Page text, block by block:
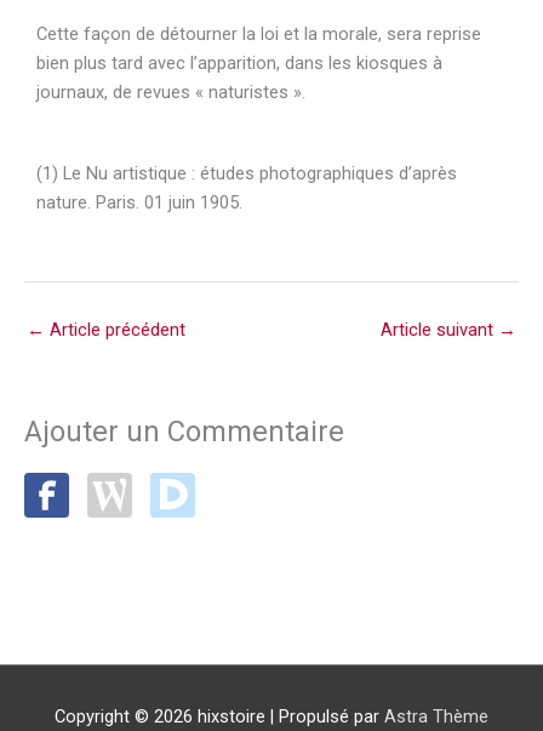
Cette façon de détourner la loi et la morale, sera reprise
bien plus tard avec l’apparition, dans les kiosques à
journaux, de revues « naturistes ».
(1) Le Nu artistique : études photographiques d’après
nature. Paris. 01 juin 1905.
← Article précédent Article suivant →
Ajouter un Commentaire
Copyright © 2026 hixstoire | Propulsé par Astra Thème